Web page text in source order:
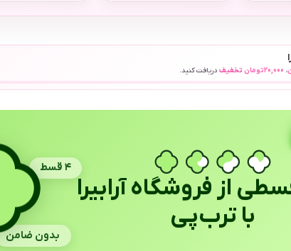
، 20,000تومان تخفیف دریافت کنید.
از فروشگاه آرابیرا
با ترب‌پی
۴ قسط
بدون ضامن